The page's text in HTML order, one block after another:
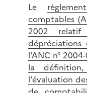
Le
comptables
2002 relatif
dépréciations
l'ANC n°
la
l'évaluation